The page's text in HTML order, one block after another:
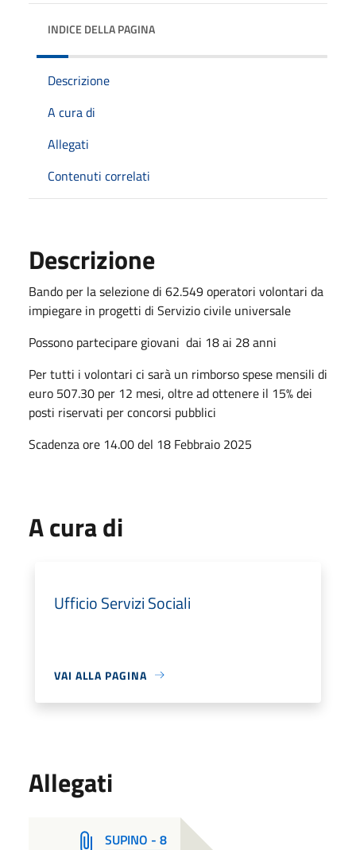
INDICE DELLA PAGINA
Descrizione
A cura di
Allegati
Contenuti correlati
Descrizione
Bando per la selezione di 62.549 operatori volontari da
impiegare in progetti di Servizio civile universale
Possono partecipare giovani dai 18 ai 28 anni
Per tutti i volontari ci sarà un rimborso spese mensili di
euro 507.30 per 12 mesi, oltre ad ottenere il 15% dei
posti riservati per concorsi pubblici
Scadenza ore 14.00 del 18 Febbraio 2025
A cura di
Ufficio Servizi Sociali
VAI ALLA PAGINA
Allegati
SUPINO - 8